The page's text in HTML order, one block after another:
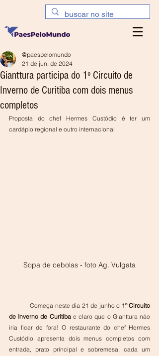
Gianttura participa do 1º Circuito de
Inverno de Curitiba com dois menus
completos
@paespelomundo
21 de jun. de 2024
Proposta do chef Hermes Custódio é ter um
cardápio regional e outro internacional
Sopa de cebolas - foto Ag. Vulgata
Começa neste dia 21 de junho o 1º Circuito
de Inverno de Curitiba e claro que o Gianttura não
iria ficar de fora! O restaurante do chef Hermes
Custódio apresenta dois menus completos com
entrada, prato principal e sobremesa, cada um